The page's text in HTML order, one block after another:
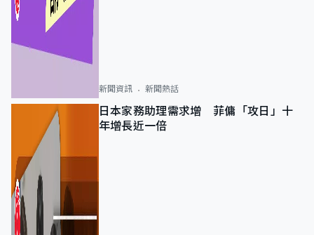
新聞資訊 新聞熱話
日本家務助理需求增 菲傭「攻日」十
年增長近一倍